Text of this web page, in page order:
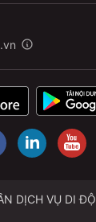
DỊCH VỤ DI